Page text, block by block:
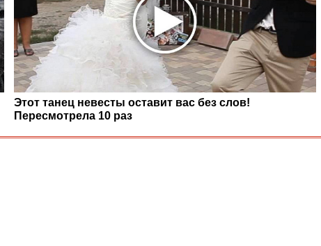
Этот танец невесты оставит вас без слов!
Пересмотрела 10 раз